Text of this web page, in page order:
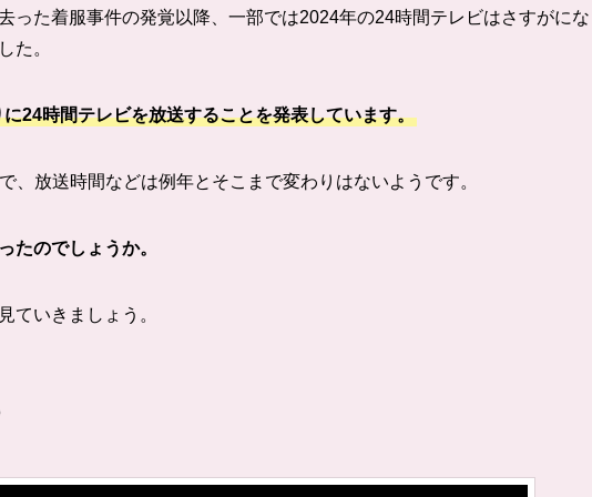
った着服事件の発覚以降、一部では2024年の24時間テレビはさすがにな
た。
24時間テレビを放送することを発表しています。
、放送時間などは例年とそこまで変わりはないようです。
たのでしょうか。
ていきましょう。